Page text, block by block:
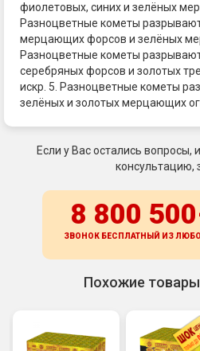
фиолетовых, синих и зелёных
Разноцветные кометы
мерцающих форсов и зелёных
Разноцветные кометы
серебряных форсов и золотых
искр. 5. Разноцветные кометы
зелёных и золотых мерцающих
Если у Вас остались вопросы,
консультацию,
8 800
ЗВОНОК БЕСПЛАТНЫЙ ИЗ
Похожие товары